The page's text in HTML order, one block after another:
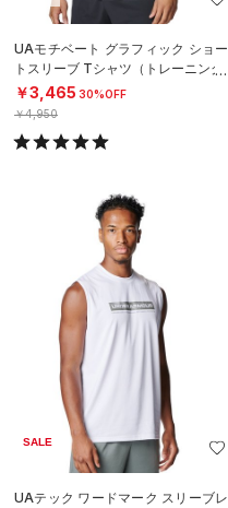
UAモチベート グラフィック ショー
トスリーブ Tシャツ（トレーニング/
MEN）
￥3,465 30%OFF
￥4,950
SALE
UAテック ワードマーク スリーブレ